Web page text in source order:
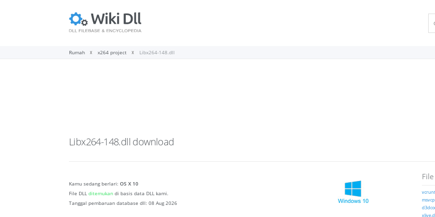
Rumah x264 project Libx264-148.dll
Libx264-148.dll download
Kamu sedang berlari: OS X 10
File DLL ditemukan di basis data DLL kami.
Tanggal pembaruan database dll: 08 Aug 2026